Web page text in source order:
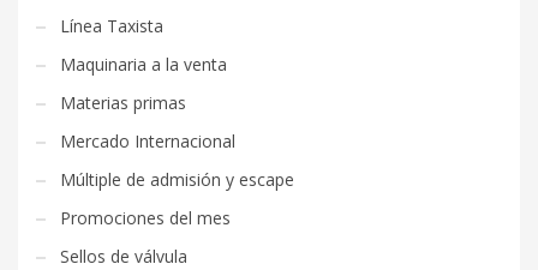
Línea Taxista
Maquinaria a la venta
Materias primas
Mercado Internacional
Múltiple de admisión y escape
Promociones del mes
Sellos de válvula